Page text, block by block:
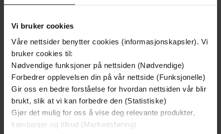
Vi bruker cookies
Våre nettsider benytter cookies (informasjonskapsler). Vi
bruker cookies til:
Nødvendige funksjoner på nettsiden (Nødvendige)
Forbedrer opplevelsen din på vår nettside (Funksjonelle)
Gir oss en bedre forståelse for hvordan nettsiden vår blir
brukt, slik at vi kan forbedre den (Statistiske)
Gjør det mulig for oss å vise deg relevante produkter,
kampanjer og tilbud (Markedsføring)
399,-
Den siste saken
Jørn Lier Horst
LYDBOK
Skinndød
Thomas Enger
LYDBOK